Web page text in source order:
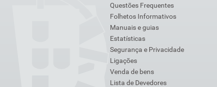
Questões Frequentes
Folhetos Informativos
Manuais e guias
Estatísticas
Segurança e Privacidade
Ligações
Venda de bens
Lista de Devedores